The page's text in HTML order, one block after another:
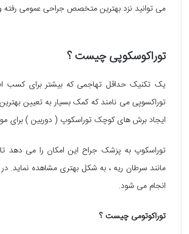
می توانید نزد بهترین متخصص جراحی عمومی رفته
توراکوسکوپی چیست ؟
یک تکنیک حداقل تهاجمی که بیشتر برای کسب
توراکسوپی می نامند که کمک بسیار به تعیین
ایجاد برش های کوچک توراسکوپ ( دوربین ) برای
توراسکوپ به پزشک جراح این امکان را می
مانند سرطان ریه ، به شکل بهتری مشاهده نماید.
انجام می شود.
توراکوتومی چیست ؟